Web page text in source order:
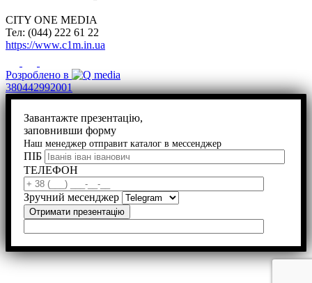
CITY ONE MEDIA
Тел: (044) 222 61 22
https://www.c1m.in.ua
Розроблено в
380442992001
Завантажте презентацію,
заповнивши форму
Наш менеджер отправит каталог в мессенджер
ПІБ
ТЕЛЕФОН
Зручний месенджер